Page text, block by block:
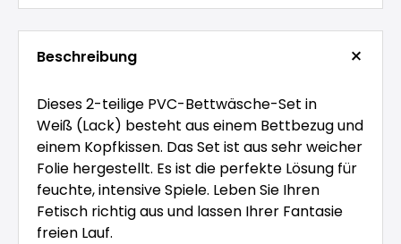
Beschreibung
Dieses 2-teilige PVC-Bettwäsche-Set in
Weiß (Lack) besteht aus einem Bettbezug und
einem Kopfkissen. Das Set ist aus sehr weicher
Folie hergestellt. Es ist die perfekte Lösung für
feuchte, intensive Spiele. Leben Sie Ihren
Fetisch richtig aus und lassen Ihrer Fantasie
freien Lauf.